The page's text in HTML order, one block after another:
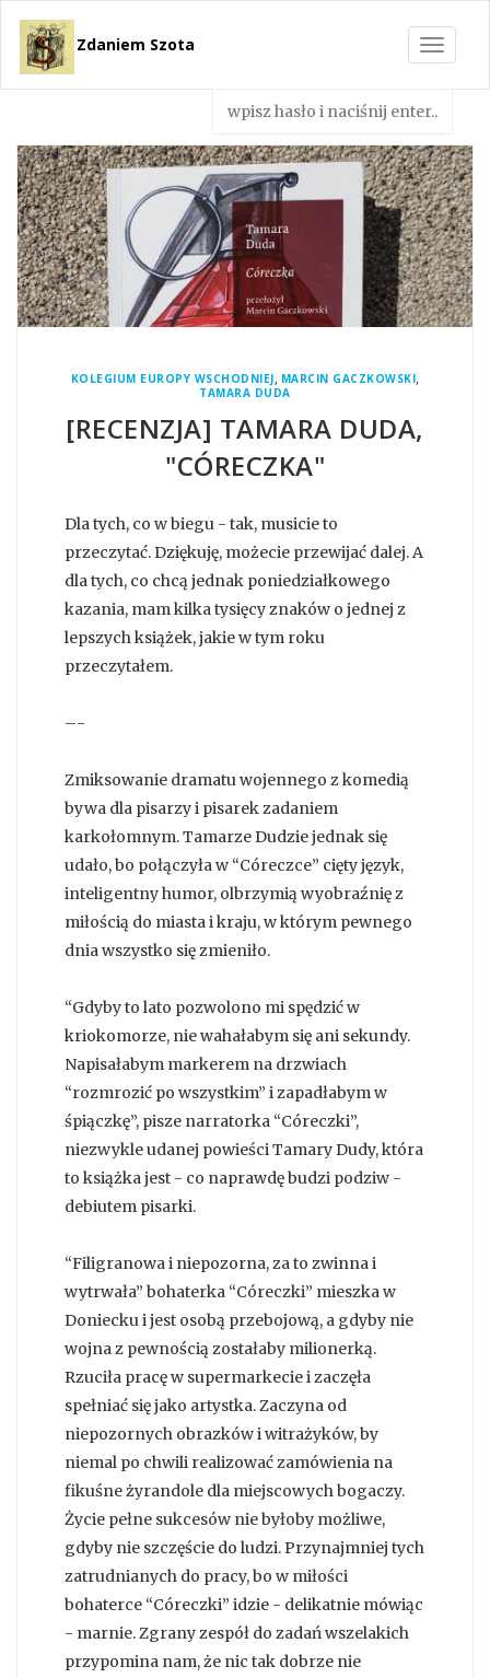
Toggle
Zdaniem Szota
KOLEGIUM EUROPY WSCHODNIEJ, MARCIN GACZKOWSKI,
TAMARA DUDA
[RECENZJA] TAMARA DUDA,
"CÓRECZKA"
Dla tych, co w biegu - tak, musicie to
przeczytać. Dziękuję, możecie przewijać dalej. A
dla tych, co chcą jednak poniedziałkowego
kazania, mam kilka tysięcy znaków o jednej z
lepszych książek, jakie w tym roku
przeczytałem.
–-
Zmiksowanie dramatu wojennego z komedią
bywa dla pisarzy i pisarek zadaniem
karkołomnym. Tamarze Dudzie jednak się
udało, bo połączyła w “Córeczce” cięty język,
inteligentny humor, olbrzymią wyobraźnię z
miłością do miasta i kraju, w którym pewnego
dnia wszystko się zmieniło.
“Gdyby to lato pozwolono mi spędzić w
kriokomorze, nie wahałabym się ani sekundy.
Napisałabym markerem na drzwiach
“rozmrozić po wszystkim” i zapadłabym w
śpiączkę”, pisze narratorka “Córeczki”,
niezwykle udanej powieści Tamary Dudy, która
to książka jest - co naprawdę budzi podziw -
debiutem pisarki.
“Filigranowa i niepozorna, za to zwinna i
wytrwała” bohaterka “Córeczki” mieszka w
Doniecku i jest osobą przebojową, a gdyby nie
wojna z pewnością zostałaby milionerką.
Rzuciła pracę w supermarkecie i zaczęła
spełniać się jako artystka. Zaczyna od
niepozornych obrazków i witrażyków, by
niemal po chwili realizować zamówienia na
fikuśne żyrandole dla miejscowych bogaczy.
Życie pełne sukcesów nie byłoby możliwe,
gdyby nie szczęście do ludzi. Przynajmniej tych
zatrudnianych do pracy, bo w miłości
bohaterce “Córeczki” idzie - delikatnie mówiąc
- marnie. Zgrany zespół do zadań wszelakich
przypomina nam, że nic tak dobrze nie